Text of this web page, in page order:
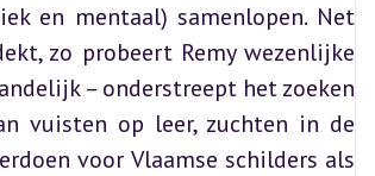
en mentaal) samenlopen. Net
zo probeert Remy wezenlijke
– onderstreept het zoeken
vuisten op leer, zuchten in de
voor Vlaamse schilders als